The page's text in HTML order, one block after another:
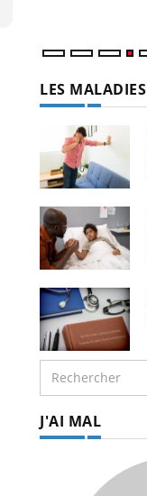
LES MALADIES
J'AI MAL